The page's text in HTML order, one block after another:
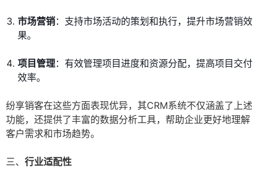
市场营销：支持市场活动的策划和执行，提升市场营销效
果。
项目管理：有效管理项目进度和资源分配，提高项目交付
效率。
纷享销客在这些方面表现优异，其CRM系统不仅涵盖了上述
功能，还提供了丰富的数据分析工具，帮助企业更好地理解
客户需求和市场趋势。
三、 行业适配性